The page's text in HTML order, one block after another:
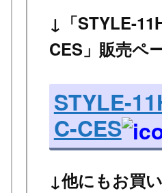
↓「STYLE-
CES」販売ペ
STYLE-
C-CES
↓他にもお買